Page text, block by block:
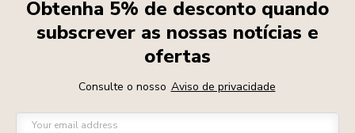
Obtenha 5% de desconto quando
subscrever as nossas notícias e
ofertas
Consulte o nosso Aviso de privacidade
Your email address